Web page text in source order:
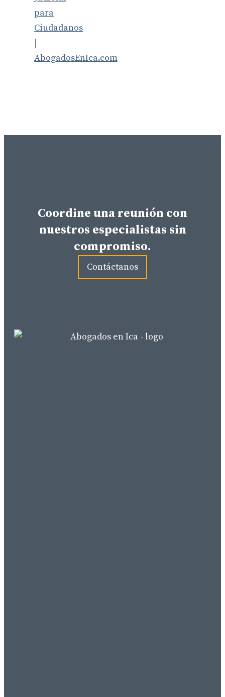
para
Ciudadanos
AbogadosEnIca.com
Coordine una reunión con
nuestros especialistas sin
compromiso.
Contáctanos